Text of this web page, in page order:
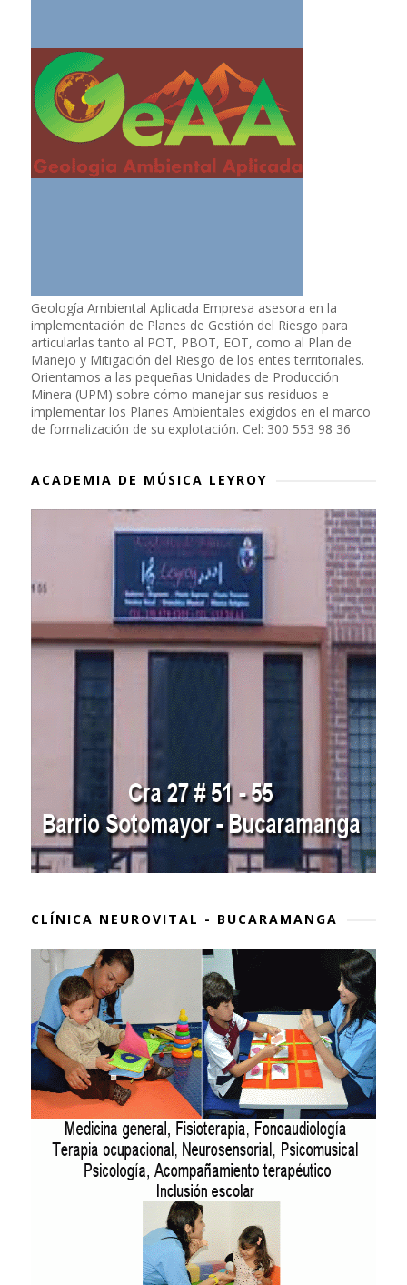
Geología Ambiental Aplicada Empresa asesora en la
implementación de Planes de Gestión del Riesgo para
articularlas tanto al POT, PBOT, EOT, como al Plan de
Manejo y Mitigación del Riesgo de los entes territoriales.
Orientamos a las pequeñas Unidades de Producción
Minera (UPM) sobre cómo manejar sus residuos e
implementar los Planes Ambientales exigidos en el marco
de formalización de su explotación. Cel: 300 553 98 36
ACADEMIA DE MÚSICA LEYROY
CLÍNICA NEUROVITAL - BUCARAMANGA